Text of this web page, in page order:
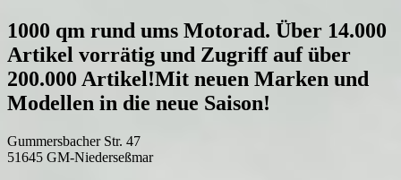
1000 qm rund ums Motorad. Über 14.000
Artikel vorrätig und Zugriff auf über
200.000 Artikel!Mit neuen Marken und
Modellen in die neue Saison!
Gummersbacher Str. 47
51645 GM-Niederseßmar